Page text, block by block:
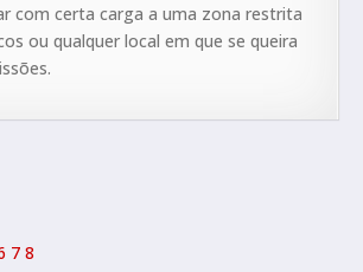
com certa carga a uma zona restrita
ou qualquer local em que se queira
7 8